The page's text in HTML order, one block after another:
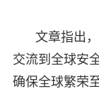
文章指出
交流到全球安
确保全球繁荣